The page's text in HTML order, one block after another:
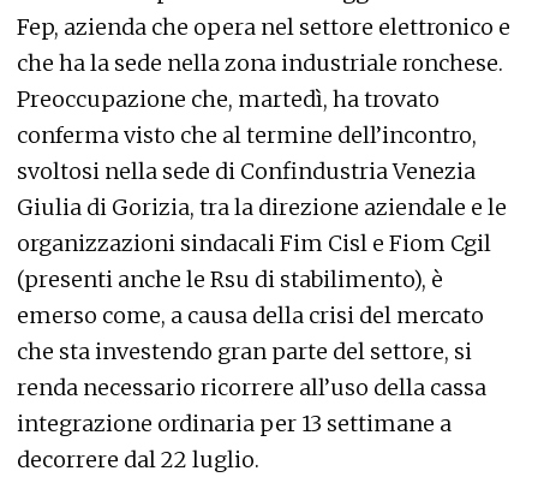
Fep, azienda che opera nel settore elettronico e
che ha la sede nella zona industriale ronchese.
Preoccupazione che, martedì, ha trovato
conferma visto che al termine dell’incontro,
svoltosi nella sede di Confindustria Venezia
Giulia di Gorizia, tra la direzione aziendale e le
organizzazioni sindacali Fim Cisl e Fiom Cgil
(presenti anche le Rsu di stabilimento), è
emerso come, a causa della crisi del mercato
che sta investendo gran parte del settore, si
renda necessario ricorrere all’uso della cassa
integrazione ordinaria per 13 settimane a
decorrere dal 22 luglio.